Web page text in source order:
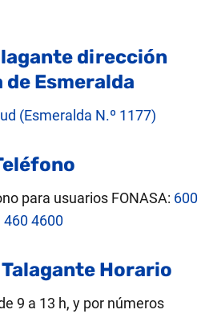
dirección
Esmeralda
(Esmeralda N.º 1177)
para usuarios FONASA: 600
460 4600
Talagante Horario
9 a 13 h, y por números